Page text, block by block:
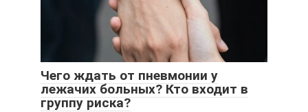
Чего ждать от пневмонии у
лежачих больных? Кто входит в
группу риска?